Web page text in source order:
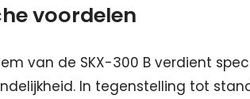
voordelen
van de SKX-300 B verdient
In tegenstelling tot